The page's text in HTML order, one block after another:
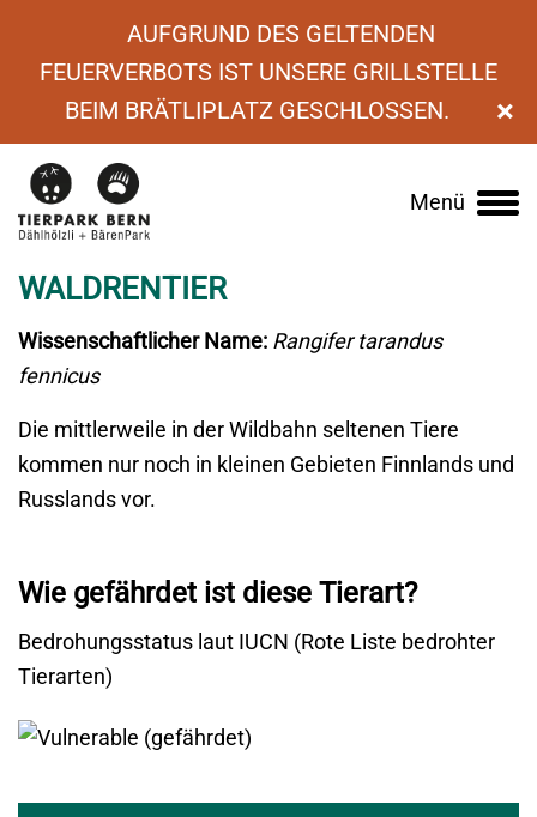
AUFGRUND DES GELTENDEN
FEUERVERBOTS IST UNSERE GRILLSTELLE
BEIM BRÄTLIPLATZ GESCHLOSSEN.
×
Main
Menü
› Tierlexikon Europäisches Waldrentier
WALDRENTIER
Wissenschaftlicher Name: Rangifer tarandus
fennicus
Die mittlerweile in der Wildbahn seltenen Tiere
kommen nur noch in kleinen Gebieten Finnlands und
Russlands vor.
Wie gefährdet ist diese Tierart?
Bedrohungsstatus laut IUCN (Rote Liste bedrohter
Tierarten)